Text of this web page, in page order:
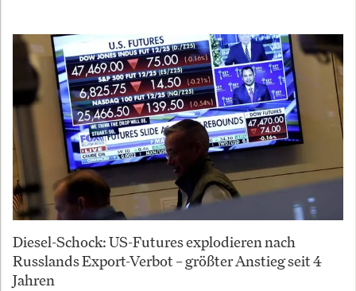
Diesel-Schock: US-Futures explodieren nach
Russlands Export-Verbot – größter Anstieg seit 4
Jahren